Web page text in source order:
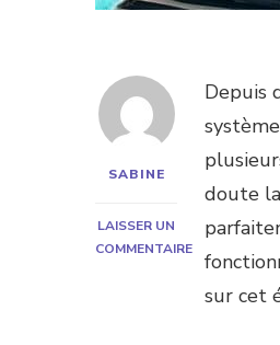
SABINE
LAISSER UN
COMMENTAIRE
Depuis
doute
sur cet